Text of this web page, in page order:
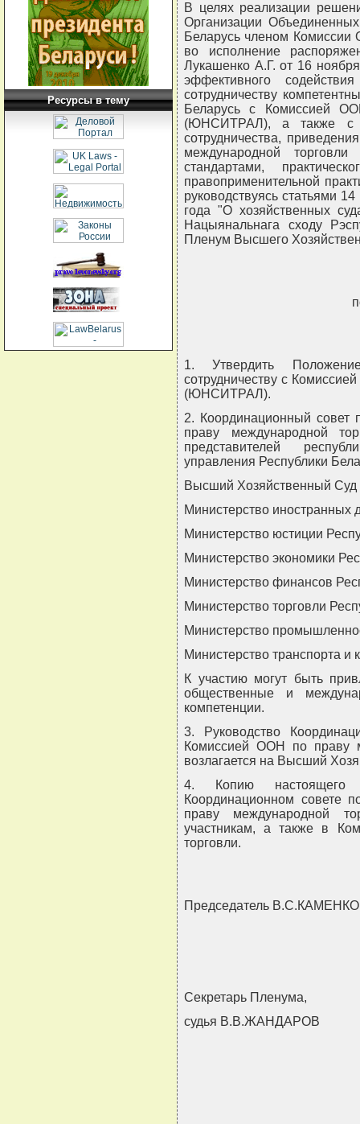
Ресурсы в тему
В целях реализации
Организации
Беларусь членом
во исполнение
Лукашенко А.Г. от 16
эффективного
сотрудничеству
Беларусь с Комиссией
(ЮНСИТРАЛ), а также с
сотрудничества,
международной
стандартами,
правоприменительной
руководствуясь статьями
года "О хозяйственных
Нацыянальнага сходу
Пленум Высшего
1. Утвердить
сотрудничеству с
(ЮНСИТРАЛ).
2. Координационный совет
праву международной
представителей
управления Республики
Высший Хозяйственный Суд
Министерство иностранных
Министерство юстиции
Министерство экономики
Министерство финансов
Министерство торговли
Министерство
Министерство транспорта и
К участию могут быть
общественные и
компетенции.
3. Руководство
Комиссией ООН по праву
возлагается на Высший
4. Копию настоящего
Координационном совете
праву международной
участникам, а также в
торговли.
Председатель
Секретарь Пленума,
судья В.В.ЖАНДАРОВ